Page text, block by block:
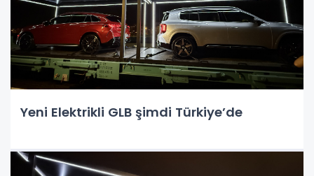
Yeni Elektrikli GLB şimdi Türkiye’de